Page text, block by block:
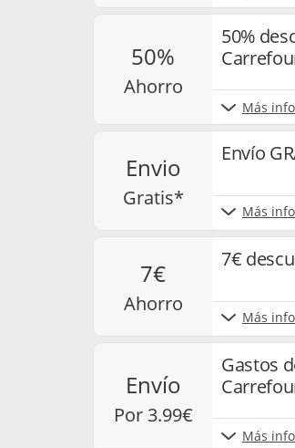
50%
ahorro
50%
Más
envio
gratis*
Envío
Más
7€
ahorro
7€
Más
envío
por 3.99€
Gastos
Más